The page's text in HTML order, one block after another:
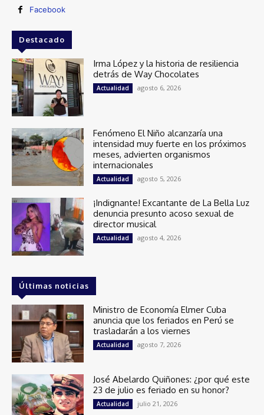
Facebook
Destacado
Irma López y la historia de resiliencia
detrás de Way Chocolates
Actualidad agosto 6, 2026
Fenómeno El Niño alcanzaría una
intensidad muy fuerte en los próximos
meses, advierten organismos
internacionales
Actualidad agosto 5, 2026
¡Indignante! Excantante de La Bella Luz
denuncia presunto acoso sexual de
director musical
Actualidad agosto 4, 2026
Últimas noticias
Ministro de Economía Elmer Cuba
anuncia que los feriados en Perú se
trasladarán a los viernes
Actualidad agosto 7, 2026
José Abelardo Quiñones: ¿por qué este
23 de julio es feriado en su honor?
Actualidad julio 21, 2026